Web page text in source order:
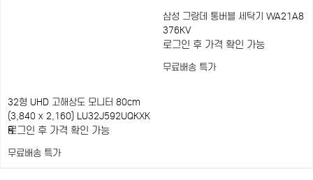
삼성 그랑데 통버블 세탁기 WA21A8
376KV
로그인 후 가격 확인 가능
무료배송 특가
32형 UHD 고해상도 모니터 80cm
(3,840 x 2,160) LU32J592UQKXK
R
로그인 후 가격 확인 가능
무료배송 특가